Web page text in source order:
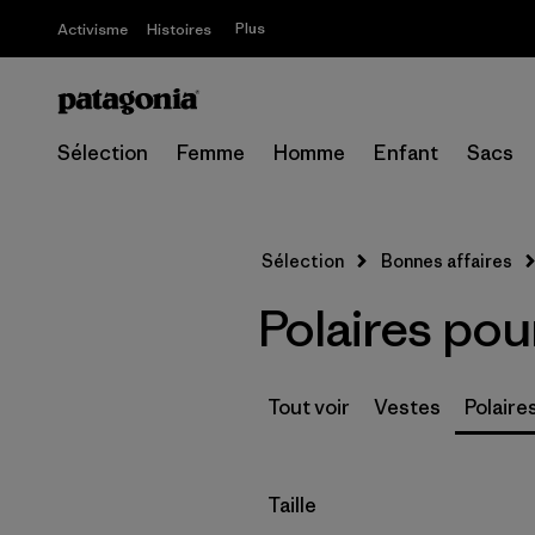
Activisme Histoires Plus
Sélection Femme Homme Enfant Sacs
Sélection Bonnes affaires
Polaires
Tout voir Vestes
Filtrer par
Taille